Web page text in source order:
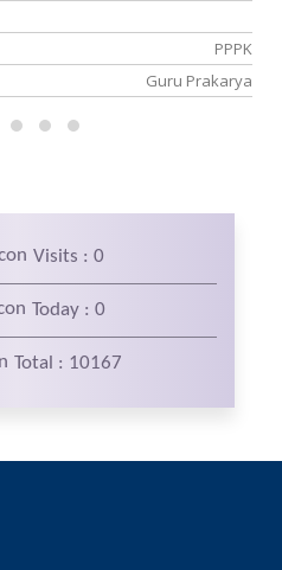
PPPK
Guru Prakarya
Visits : 0
Today : 0
Total : 10167